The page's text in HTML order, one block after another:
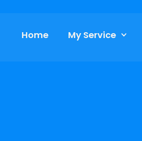
Home My Service